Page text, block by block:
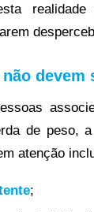
devem
de peso,
atenção
;